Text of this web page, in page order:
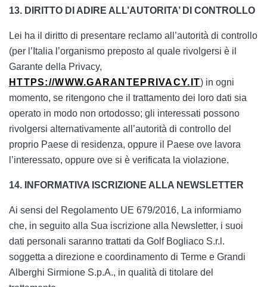
13. DIRITTO DI ADIRE ALL’AUTORITA’ DI CONTROLLO
Lei ha il diritto di presentare reclamo all’autorità di controllo
(per l’Italia l’organismo preposto al quale rivolgersi è il
Garante della Privacy,
HTTPS://WWW.GARANTEPRIVACY.IT) in ogni
momento, se ritengono che il trattamento dei loro dati sia
operato in modo non ortodosso; gli interessati possono
rivolgersi alternativamente all’autorità di controllo del
proprio Paese di residenza, oppure il Paese ove lavora
l’interessato, oppure ove si è verificata la violazione.
14. INFORMATIVA ISCRIZIONE ALLA NEWSLETTER
Ai sensi del Regolamento UE 679/2016, La informiamo
che, in seguito alla Sua iscrizione alla Newsletter, i suoi
dati personali saranno trattati da Golf Bogliaco S.r.l.
soggetta a direzione e coordinamento di Terme e Grandi
Alberghi Sirmione S.p.A., in qualità di titolare del